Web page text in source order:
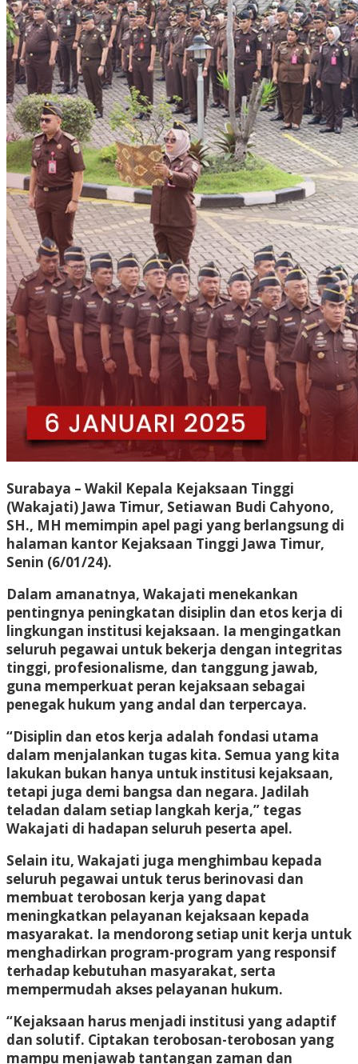
Surabaya – Wakil Kepala Kejaksaan Tinggi
(Wakajati) Jawa Timur, Setiawan Budi Cahyono,
SH., MH memimpin apel pagi yang berlangsung di
halaman kantor Kejaksaan Tinggi Jawa Timur,
Senin (6/01/24).
Dalam amanatnya, Wakajati menekankan
pentingnya peningkatan disiplin dan etos kerja di
lingkungan institusi kejaksaan. Ia mengingatkan
seluruh pegawai untuk bekerja dengan integritas
tinggi, profesionalisme, dan tanggung jawab,
guna memperkuat peran kejaksaan sebagai
penegak hukum yang andal dan terpercaya.
“Disiplin dan etos kerja adalah fondasi utama
dalam menjalankan tugas kita. Semua yang kita
lakukan bukan hanya untuk institusi kejaksaan,
tetapi juga demi bangsa dan negara. Jadilah
teladan dalam setiap langkah kerja,” tegas
Wakajati di hadapan seluruh peserta apel.
Selain itu, Wakajati juga menghimbau kepada
seluruh pegawai untuk terus berinovasi dan
membuat terobosan kerja yang dapat
meningkatkan pelayanan kejaksaan kepada
masyarakat. Ia mendorong setiap unit kerja untuk
menghadirkan program-program yang responsif
terhadap kebutuhan masyarakat, serta
mempermudah akses pelayanan hukum.
“Kejaksaan harus menjadi institusi yang adaptif
dan solutif. Ciptakan terobosan-terobosan yang
mampu menjawab tantangan zaman dan